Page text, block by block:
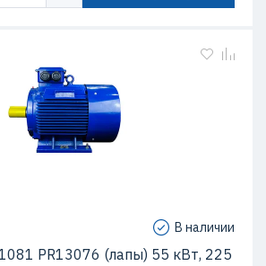
В наличии
PR13076 (лапы) 55 кВт, 225